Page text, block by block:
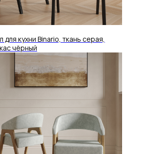
для кухни Binario, ткань серая,
чёрный